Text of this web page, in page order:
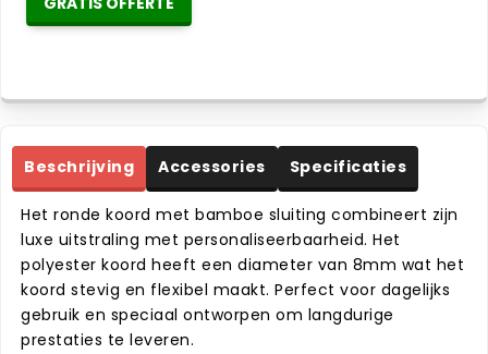
Beschrijving Accessories Specificaties
Het ronde koord met bamboe sluiting combineert zijn
luxe uitstraling met personaliseerbaarheid. Het
polyester koord heeft een diameter van 8mm wat het
koord stevig en flexibel maakt. Perfect voor dagelijks
gebruik en speciaal ontworpen om langdurige
prestaties te leveren.